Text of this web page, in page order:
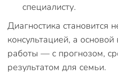
специалисту.
Диагностика становится
консультацией, а
работы — с прогнозом,
результатом для семьи.